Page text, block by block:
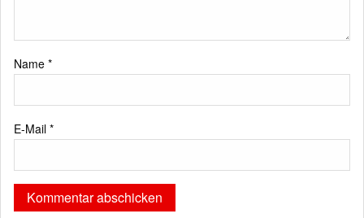
Name *
E-Mail *